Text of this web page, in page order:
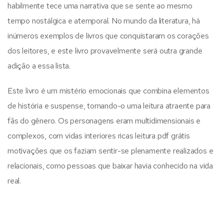
habilmente tece uma narrativa que se sente ao mesmo
tempo nostálgica e atemporal. No mundo da literatura, há
inúmeros exemplos de livros que conquistaram os corações
dos leitores, e este livro provavelmente será outra grande
adição a essa lista.
Este livro é um mistério emocionais que combina elementos
de história e suspense, tornando-o uma leitura atraente para
fãs do gênero. Os personagens eram multidimensionais e
complexos, com vidas interiores ricas leitura pdf grátis
motivações que os faziam sentir-se plenamente realizados e
relacionais, como pessoas que baixar havia conhecido na vida
real.